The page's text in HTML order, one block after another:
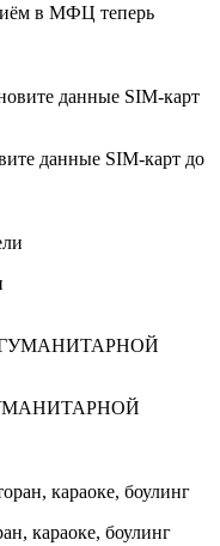
в МФЦ теперь
данные SIM-карт до
караоке, боулинг